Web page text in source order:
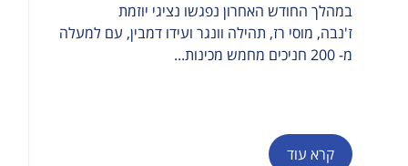
במהלך החודש האחרון נפגשו נציגי יוזמת
ז'נבה, מוסי רז, תהילה וונגר ועידו דמבין, עם למעלה
מ- 200 חניכים מחמש מכינות...
קרא עוד